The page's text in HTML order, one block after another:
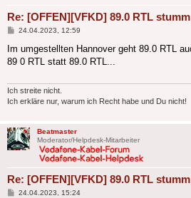
Re: [OFFEN][VFKD] 89.0 RTL stumm
Beitrag
24.04.2023, 12:59
Im umgestellten Hannover geht 89.0 RTL
89 0 RTL statt 89.0 RTL...
Ich streite nicht.
Ich erkläre nur, warum ich Recht habe und Du nicht!
Beatmaster
Moderator/Helpdesk-Mitarbeiter
Re: [OFFEN][VFKD] 89.0 RTL stumm
Beitrag
24.04.2023, 15:24